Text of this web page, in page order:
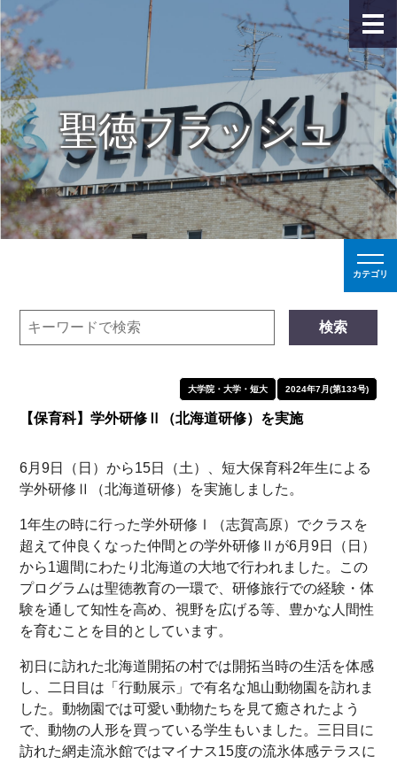
聖徳フラッシュ
カテゴリ
検索
大学院・大学・短大 2024年7月(第133号)
【保育科】学外研修Ⅱ（北海道研修）を実施
6月9日（日）から15日（土）、短大保育科2年生による
学外研修Ⅱ（北海道研修）を実施しました。
1年生の時に行った学外研修Ⅰ（志賀高原）でクラスを
超えて仲良くなった仲間との学外研修Ⅱが6月9日（日）
から1週間にわたり北海道の大地で行われました。この
プログラムは聖徳教育の一環で、研修旅行での経験・体
験を通して知性を高め、視野を広げる等、豊かな人間性
を育むことを目的としています。
初日に訪れた北海道開拓の村では開拓当時の生活を体感
し、二日目は「行動展示」で有名な旭山動物園を訪れま
した。動物園では可愛い動物たちを見て癒されたよう
で、動物の人形を買っている学生もいました。三日目に
訪れた網走流氷館ではマイナス15度の流氷体感テラスに